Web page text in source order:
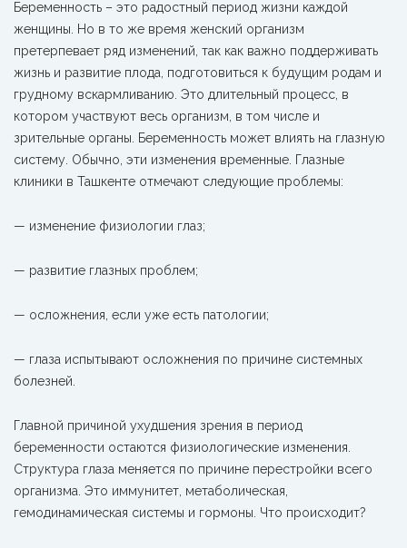
Беременность – это радостный период жизни каждой
женщины. Но в то же время женский организм
претерпевает ряд изменений, так как важно поддерживать
жизнь и развитие плода, подготовиться к будущим родам и
грудному вскармливанию. Это длительный процесс, в
котором участвуют весь организм, в том числе и
зрительные органы. Беременность может влиять на глазную
систему. Обычно, эти изменения временные. Глазные
клиники в Ташкенте отмечают следующие проблемы:
— изменение физиологии глаз;
— развитие глазных проблем;
— осложнения, если уже есть патологии;
— глаза испытывают осложнения по причине системных
болезней.
Главной причиной ухудшения зрения в период
беременности остаются физиологические изменения.
Структура глаза меняется по причине перестройки всего
организма. Это иммунитет, метаболическая,
гемодинамическая системы и гормоны. Что происходит?